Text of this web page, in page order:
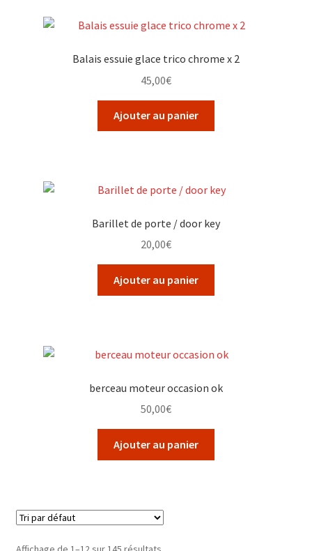
Balais essuie glace trico chrome x 2
45,00€
Ajouter au panier
Barillet de porte / door key
20,00€
Ajouter au panier
berceau moteur occasion ok
50,00€
Ajouter au panier